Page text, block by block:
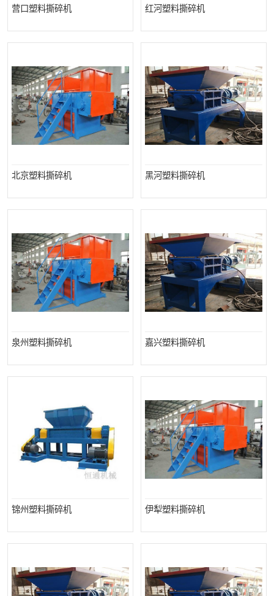
营口塑料撕碎机 红河塑料撕碎机
北京塑料撕碎机 黑河塑料撕碎机
泉州塑料撕碎机 嘉兴塑料撕碎机
锦州塑料撕碎机 伊犁塑料撕碎机